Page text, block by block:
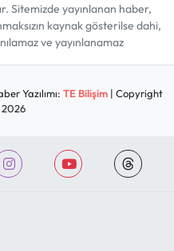
Sitemizde yayınlanan haber,
kaynak gösterilse dahi,
ve yayınlanamaz
Yazılımı: TE Bilişim| Copyright